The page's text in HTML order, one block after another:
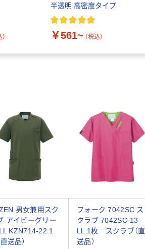
半透明 高密度タイプ
￥561~ （税込）
男女兼用スク
アイビーグリー
KZN714-22 1
送品）
フォーク 7042SC ス
クラブ 7042SC-13-
LL 1枚 スクラブ（直
送品）